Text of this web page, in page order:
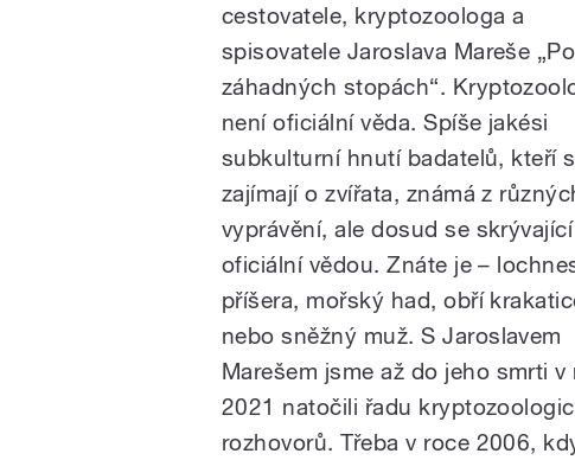
cestovatele, kryptozoologa a
spisovatele Jaroslava Mareše „Po
záhadných stopách“.
není oficiální věda. Spíše jakési
subkulturní hnutí badatelů, kteří
zajímají o zvířata, známá z
vyprávění, ale dosud se
oficiální vědou. Znáte je –
příšera, mořský had, obří
nebo sněžný muž. S Jaroslavem
Marešem jsme až do jeho smrti v
2021 natočili řadu
rozhovorů. Třeba v roce 2006,